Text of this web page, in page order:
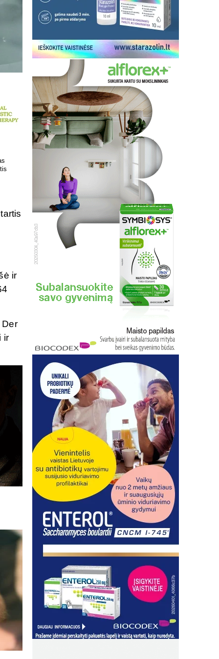
DNR
Patrauklesnė vieta tyrimams
atlikti!
ir
ir